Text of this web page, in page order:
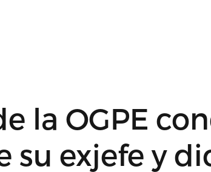
la OGPE
su exjefe y